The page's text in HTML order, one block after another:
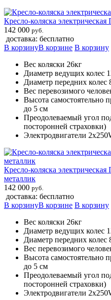
Кресло-коляска
142 000 руб.
доставка: бесплатно
В корзинуВ корзине В корзину
Вес коляски 26кг
Диаметр ведущих колес
Диаметр передних колес
Вес перевозимого
Высота самостоятельно
до 5 см
Преодолеваемый угол
посторонней страховки)
Электродвигатели
Кресло-коляска
металлик
142 000 руб.
доставка: бесплатно
В корзинуВ корзине В корзину
Вес коляски 26кг
Диаметр ведущих колес
Диаметр передних колес
Вес перевозимого
Высота самостоятельно
до 5 см
Преодолеваемый угол
посторонней страховки)
Электродвигатели